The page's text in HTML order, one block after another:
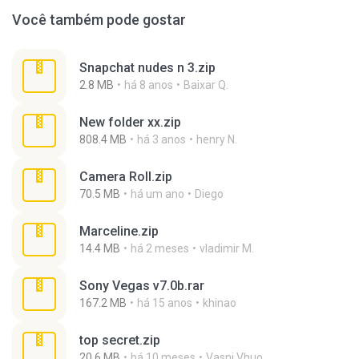
Você também pode gostar
Snapchat nudes n 3.zip
2.8 MB há 8 anos Baixar Q.
New folder xx.zip
808.4 MB há 3 anos henry N.
Camera Roll.zip
70.5 MB há um ano Diego
Marceline.zip
14.4 MB há 2 meses vladimir M.
Sony Vegas v7.0b.rar
167.2 MB há 15 anos khinao
top secret.zip